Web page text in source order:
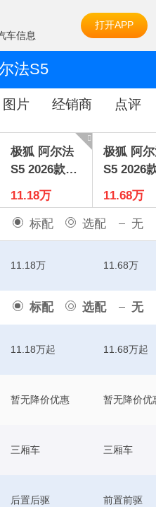
车信息
打开APP
法S5
图片 经销商 点评
极狐 阿尔法
S5 2026款14
50 睿享版20
0kW
11.18万
极狐 阿
S5 2026
0 元境睿
185kW
11.68万
标配 选配 无
标配 选配 无
11.18万 11.68万
11.18万起 11.68万起
暂无降价优惠 暂无降价优
三厢车 三厢车
后置后驱 前置前驱